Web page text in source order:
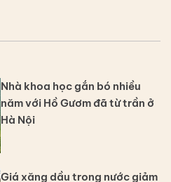
Nhà khoa học gắn bó nhiều
năm với Hồ Gươm đã từ trần ở
Hà Nội
Giá xăng dầu trong nước giảm